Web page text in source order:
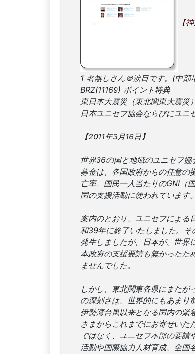
【
1 名無しさん＠涙目です。(中
BRZ(11169) ポイント特典
東日本大震災（東北関東大震災
日本ユニセフ協会ならびにユニ
【2011年3月16日】
世界36の国と地域のユニセフ
募金は、各国政府からの任意の
亡率、国民一人当たりのGNI（
国の支援活動に使われています。
案内のとおり、ユニセフによる
和39年に終了いたしました。
発生しましたが、日本が、世界
本政府の支援要請も無かったた
ませんでした。
しかし、東北関東各県にまたが
の深刻さは、世界的にもあまり
伊勢湾台風以来となる国内の緊
さまからこれまでにお寄せいた
ではなく、ユニセフ本部の要請
活動や国際協力人材育成、全国